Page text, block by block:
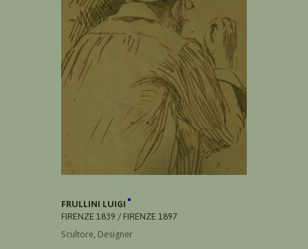
FRULLINI LUIGI
FIRENZE 1839 / FIRENZE 1897
Scultore, Designer